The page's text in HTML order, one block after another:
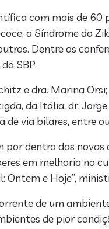
com mais de
a Síndrome do
Dentre os
SBP.
e dra. Marina Orsi;
da Itália; dr.
de via bilares, entre
dentro das novas
em melhoria no
e Hoje”,
de um
de pior